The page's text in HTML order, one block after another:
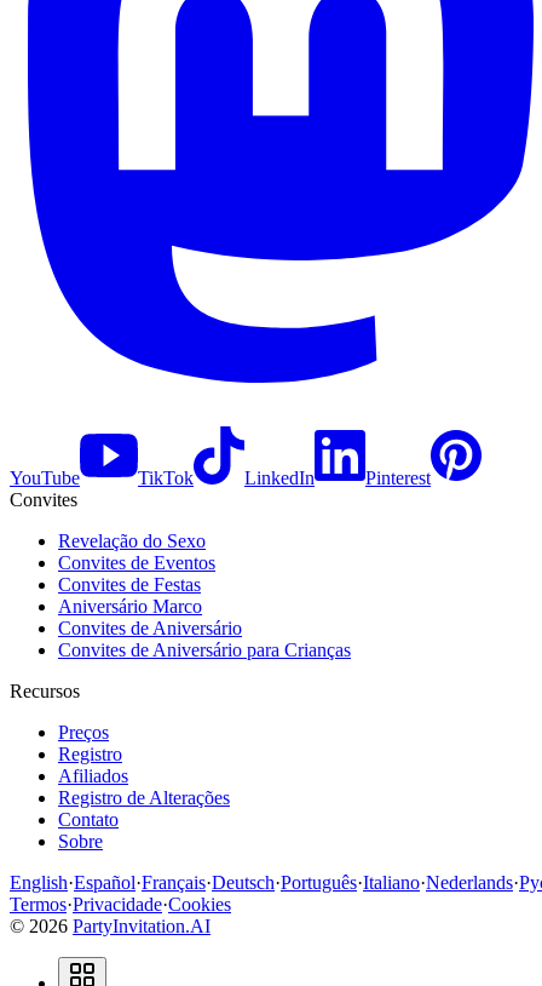
YouTube TikTok LinkedIn
Pinterest
Convites
Revelação do Sexo
Convites de Eventos
Convites de Festas
Aniversário Marco
Convites de Aniversário
Convites de Aniversário para Crianças
Recursos
Preços
Registro
Afiliados
Registro de Alterações
Contato
Sobre
English·Español·Français·Deutsch·Português·Italiano·Nederlands·
Termos·Privacidade·Cookies
© 2026 PartyInvitation.AI